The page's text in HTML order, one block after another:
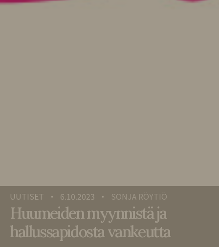
UUTISET • 6.10.2023 • SONJA RÖYTIÖ
Huumeiden myynnistä ja
hallussapidosta vankeutta